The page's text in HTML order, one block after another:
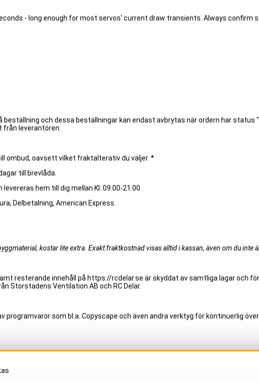
- long enough for most servos' current draw transients. Always confirm
beställning och dessa beställningar kan endast avbrytas när ordern har
från leverantören.
ombud, oavsett vilket fraktalterativ du väljer. *
till brevlåda.
hem till dig mellan Kl: 09.00-21.00
Delbetalning, American Express.
kostar lite extra. Exakt fraktkostnad visas alltid i kassan, även om du inte
resterande innehåll på https://rcdelar.se är skyddat av samtliga lagar och
Storstadens Ventilation AB och RC Delar.
programvaror som bl.a. Copyscape och även andra verktyg för kontinuerlig